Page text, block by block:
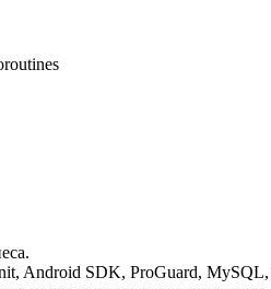
Android SDK, ProGuard, MySQL,